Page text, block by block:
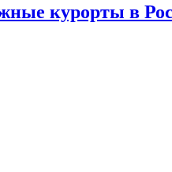
курорты в